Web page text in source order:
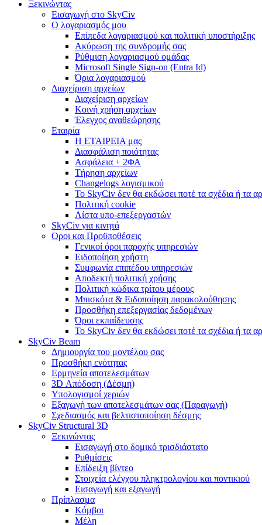
Ξεκινώντας
Εισαγωγή στο SkyCiv
Ο λογαριασμός μου
Επίπεδα λογαριασμού και πολιτική υποστήριξης
Ακύρωση της συνδρομής σας
Ρύθμιση λογαριασμού ομάδας
Microsoft Single Sign-on (Entra Id)
Όρια λογαριασμού
Διαχείριση αρχείων
Διαχείριση αρχείων
Κοινή χρήση αρχείων
Έλεγχος αναθεώρησης
Εταιρία
Η ΕΤΑΙΡΕΙΑ μας
Διασφάλιση ποιότητας
Ασφάλεια + 2ΦΑ
Τήρηση αρχείων
Changelogs λογισμικού
Το SkyCiv δεν θα εκδώσει ποτέ τα σχέδια ή τα
Πολιτική cookie
Λίστα υπο-επεξεργαστών
SkyCiv για κινητά
Οροι και Προϋποθέσεις
Γενικοί όροι παροχής υπηρεσιών
Ειδοποίηση χρήστη
Συμφωνία επιπέδου υπηρεσιών
Αποδεκτή πολιτική χρήσης
Πολιτική κώδικα τρίτου μέρους
Μπισκότα & Ειδοποίηση παρακολούθησης
Προσθήκη επεξεργασίας δεδομένων
Όροι εκπαίδευσης
Το SkyCiv δεν θα εκδώσει ποτέ τα σχέδια ή τα
SkyCiv Beam
Δημιουργία του μοντέλου σας
Προσθήκη ενότητας
Ερμηνεία αποτελεσμάτων
3D Απόδοση (Δέσμη)
Υπολογισμοί χεριών
Εξαγωγή των αποτελεσμάτων σας (Παραγωγή)
Σχεδιασμός και βελτιστοποίηση δέσμης
SkyCiv Structural 3D
Ξεκινώντας
Εισαγωγή στο δομικό τρισδιάστατο
Ρυθμίσεις
Επίδειξη βίντεο
Στοιχεία ελέγχου πληκτρολογίου και ποντικιού
Εισαγωγή και εξαγωγή
Πρίπλασμα
Κόμβοι
Μέλη